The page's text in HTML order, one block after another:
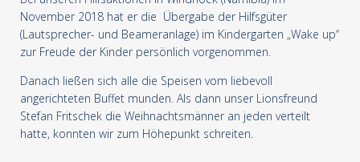
November 2018 hat er die Übergabe der Hilfsgüter
(Lautsprecher- und Beameranlage) im Kindergarten „Wake up“
zur Freude der Kinder persönlich vorgenommen.
Danach ließen sich alle die Speisen vom liebevoll
angerichteten Buffet munden. Als dann unser Lionsfreund
Stefan Fritschek die Weihnachtsmänner an jeden verteilt
hatte, konnten wir zum Höhepunkt schreiten.